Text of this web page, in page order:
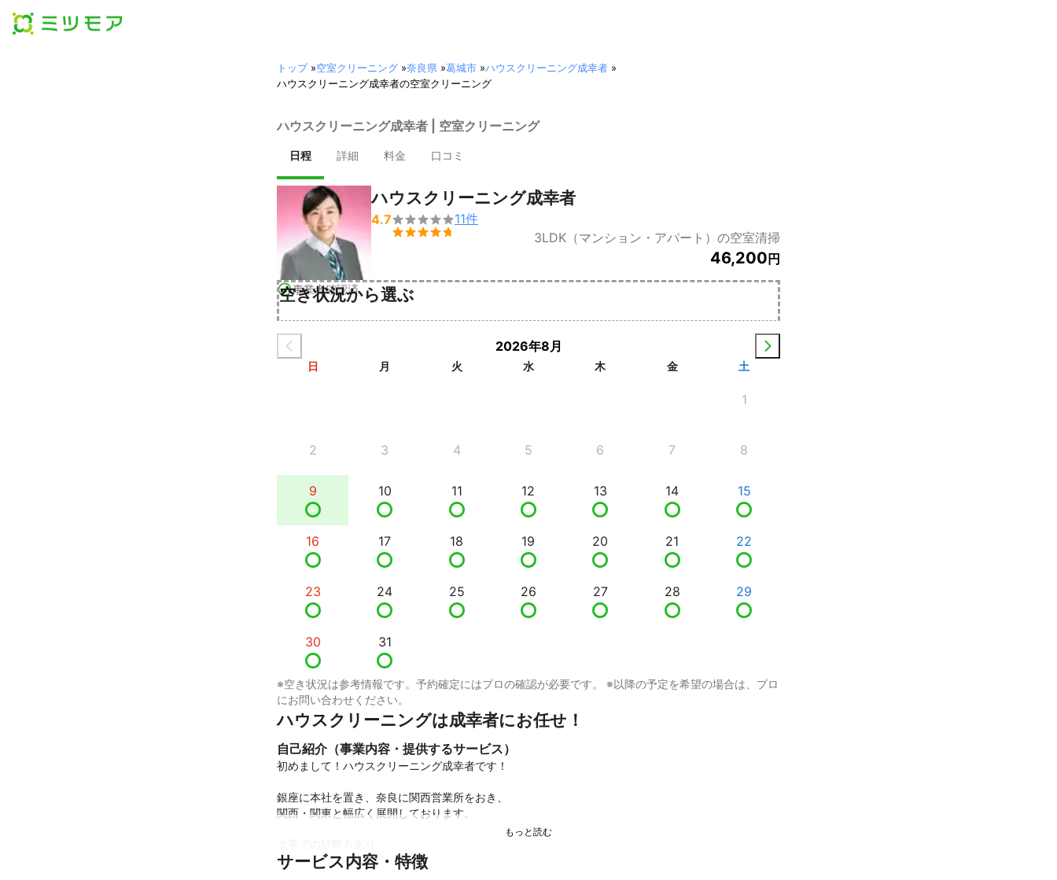
トップ»空室クリーニング »奈良県 »葛城市 »ハウスクリーニング成幸者 »
ハウスクリーニング成幸者の空室クリーニング
ハウスクリーニング成幸者 | 空室クリーニング
日程 詳細 料金 口コミ
事業者確認済
ハウスクリーニング成幸者
4.7

11件
3LDK（マンション・アパート）の空室清掃
46,200 円
空き状況から選ぶ
2026年8月
日 月 火 水 木 金 土
1
2 3 4 5 6 7 8
9 10 11 12 13 14 15
16 17 18 19 20 21 22
23 24 25 26 27 28 29
30 31
※空き状況は参考情報です。予約確定にはプロの確認が必要です。 ※以降の予定を希望の場合は、プロ
にお問い合わせください。
ハウスクリーニングは成幸者にお任せ！
自己紹介（事業内容・提供するサービス）
初めまして！ハウスクリーニング成幸者です！
銀座に本社を置き、奈良に関西営業所をおき、
関西・関東と幅広く展開しております。
ハウスクリーニング専門業者として10年以上の経験がございます。
サービス内容・特徴